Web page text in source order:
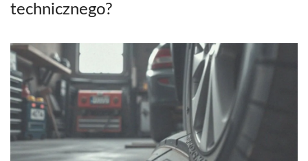
technicznego?